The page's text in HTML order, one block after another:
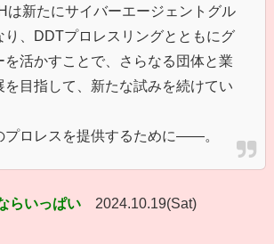
は新たにサイバーエージェントグル
り、DDTプロレスリングとともにグ
を活かすことで、さらなる団体と業
を目指して、新たな試みを続けてい
プロレスを提供するために——。
らいっぱい
2024.10.19(Sat)